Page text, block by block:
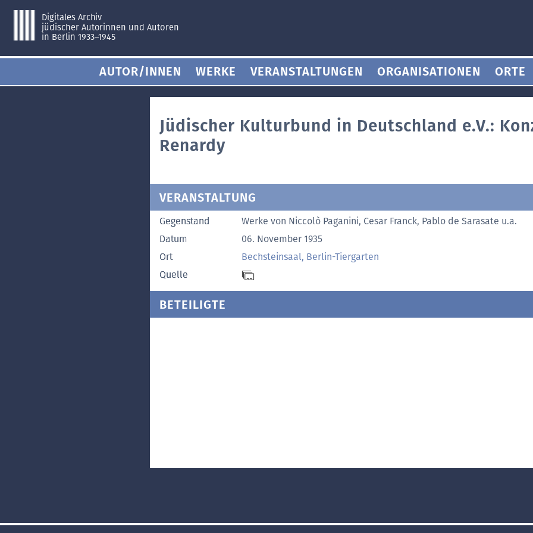
Digitales Archiv
jüdischer Autorinnen und Autoren
in Berlin 1933–1945
AUTOR/INNEN WERKE VERANSTALTUNGEN ORGANISATIONEN ORTE
Jüdischer Kulturbund in Deutschland e.V.:
Renardy
VERANSTALTUNG
Gegenstand
Werke von Niccolò Paganini, Cesar Franck, Pablo de Sarasate u.a.
Datum
06. November 1935
Ort
Bechsteinsaal, Berlin-Tiergarten
Quelle
BETEILIGTE